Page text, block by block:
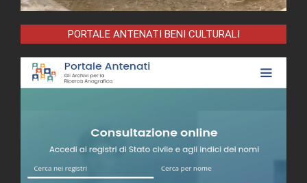
PORTALE ANTENATI BENI CULTURALI